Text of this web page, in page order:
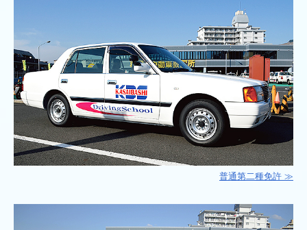
オンラインキャンセル待ちについて
キャンセル待ちについて
効果測定
時間割
お問い合わせ
普通第二種免許 ≫